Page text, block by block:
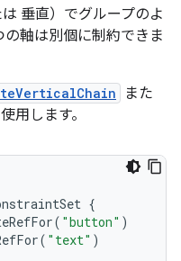
垂直）でグループのよ
の軸は別個に制約できま
また
用します。
{
( "button" )
( "text" )